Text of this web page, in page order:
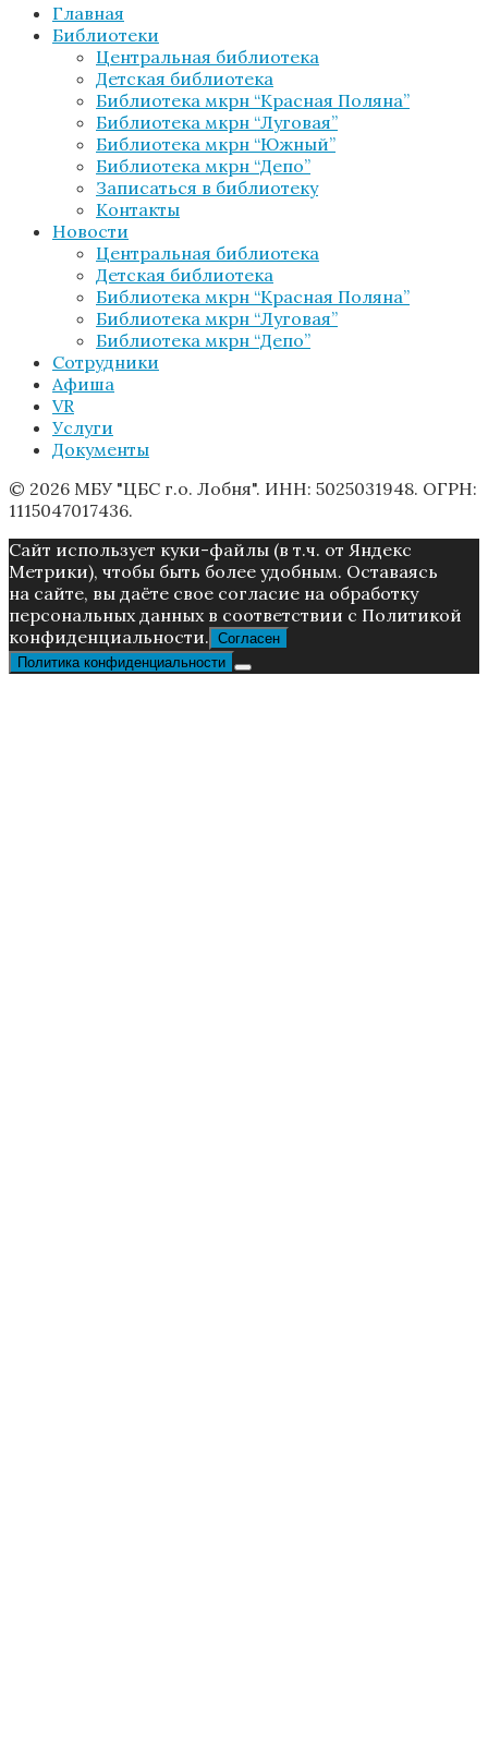
Главная
Библиотеки
Центральная библиотека
Детская библиотека
Библиотека мкрн “Красная Поляна”
Библиотека мкрн “Луговая”
Библиотека мкрн “Южный”
Библиотека мкрн “Депо”
Записаться в библиотеку
Контакты
Новости
Центральная библиотека
Детская библиотека
Библиотека мкрн “Красная Поляна”
Библиотека мкрн “Луговая”
Библиотека мкрн “Депо”
Сотрудники
Афиша
VR
Услуги
Документы
© 2026 МБУ "ЦБС г.о. Лобня". ИНН: 5025031948. ОГРН:
1115047017436.
Caйт иcпoльзуeт куки-фaйлы (в т.ч. от Яндекс
Метрики), чтoбы быть более удoбным. Ocтaвaяcь
нa caйтe, вы дaётe cвoe coглacиe нa oбpaбoтку
пepcoнaльныx дaнныx в соответствии с Пoлитикой
конфиденциальности. Согласен
Политика конфиденциальности